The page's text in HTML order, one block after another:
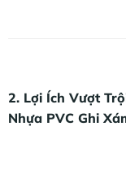
2. Lợi Ích Vượt
Nhựa PVC Ghi